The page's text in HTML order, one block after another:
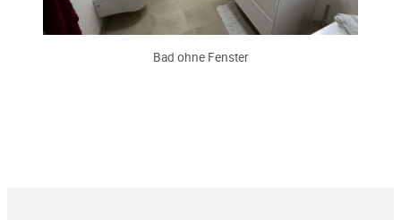
Bad ohne Fenster